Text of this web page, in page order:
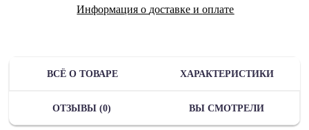
Информация о доставке иоплате
ВСЁ О ТОВАРЕ ХАРАКТЕРИСТИКИ
ОТЗЫВЫ (0) ВЫ СМОТРЕЛИ